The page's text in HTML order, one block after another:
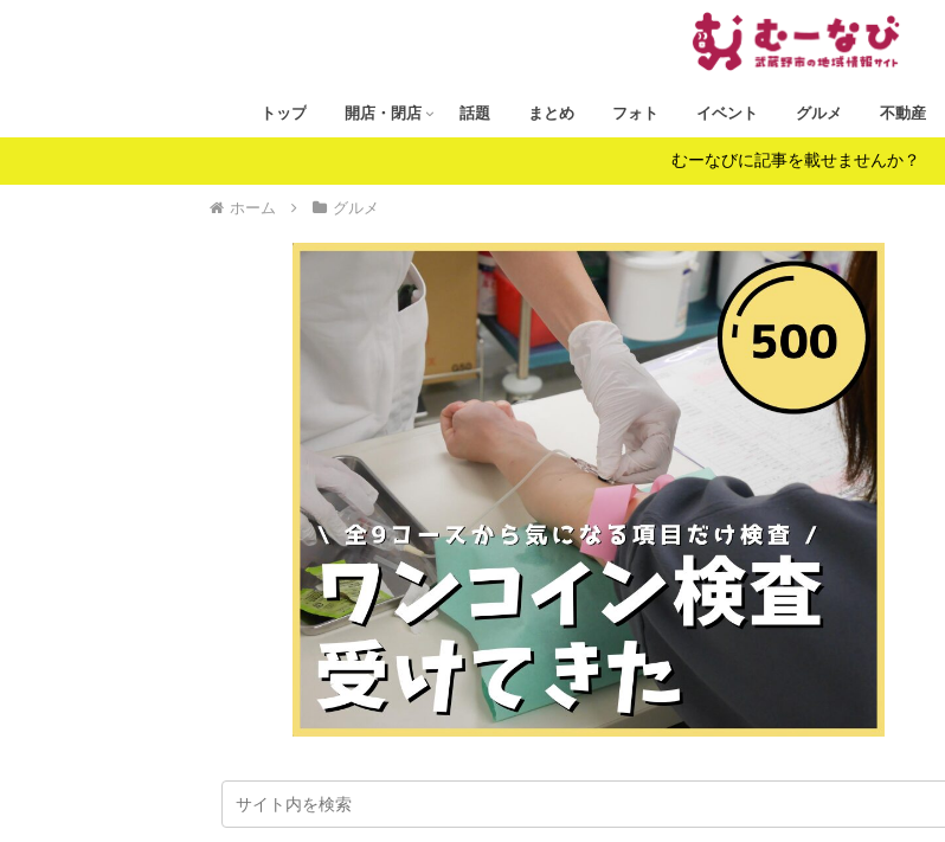
トップ 開店・閉店 話題 まとめ フォト イベント グルメ 不動産
むーなびに記事を載せませんか？
ホーム グルメ